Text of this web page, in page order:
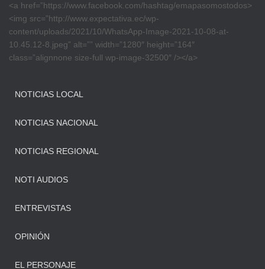
<a href=”https://www.facebook.com/hashtag/emapasomostodos>
<img src=”http://www.expectativa.ec/wp-
content/uploads/2021/10/WhatsApp-Image-2021-10-08-at-
10.45.12-8.jpeg” alt=”” width=”1280″ height=”164″
class=”alignnone size-full wp-image-32500″ /></a>
NOTICIAS LOCAL
NOTICIAS NACIONAL
NOTICIAS REGIONAL
NOTI AUDIOS
ENTREVISTAS
OPINIÓN
EL PERSONAJE